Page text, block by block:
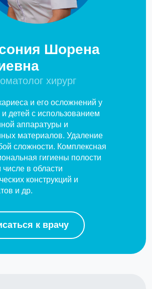
к врачу
Шорена
хирург
и его осложнений у
детей с использованием
аппаратуры и
материалов. Удаление
сложности. Комплексная
гигиены полости
числе в области
конструкций и
и др.